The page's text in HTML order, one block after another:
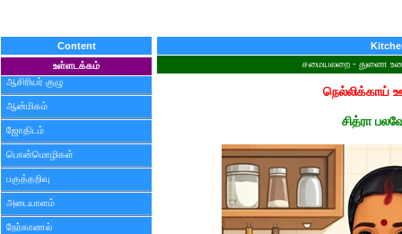
Content
உள்ளடக்கம்
ஆசிரியர் குழு
ஆன்மிகம்
ஜோதிடம்
பொன்மொழிகள்
பகுத்தறிவு
அடையாளம்
நேர்காணல்
சமையலறை - துணை
நெல்லிக்காய்
சித்ரா